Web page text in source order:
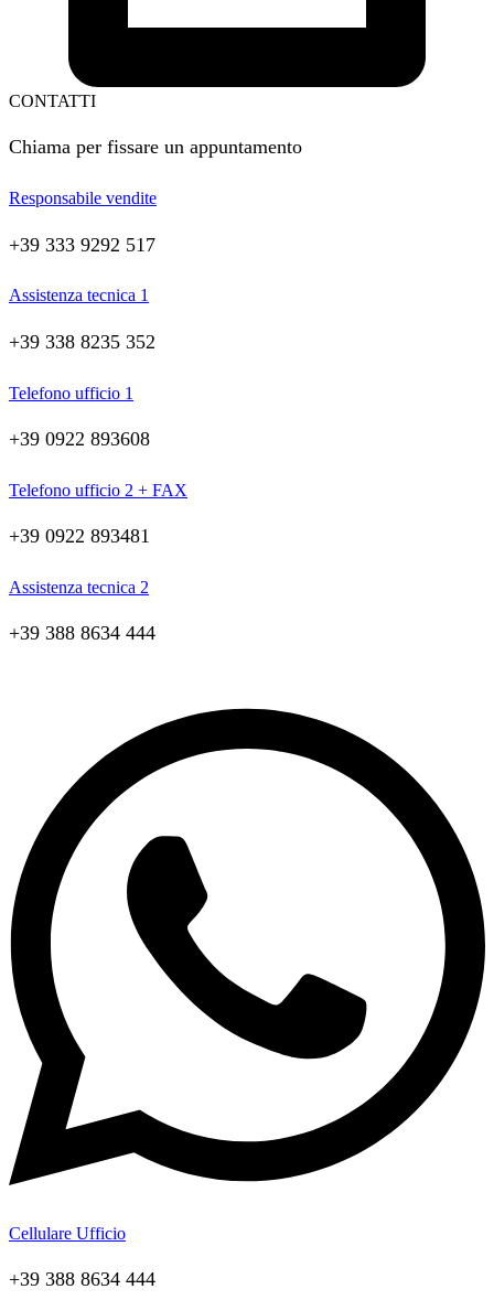
CONTATTI
Chiama per fissare un appuntamento
Responsabile vendite
+39 333 9292 517
Assistenza tecnica 1
+39 338 8235 352
Telefono ufficio 1
+39 0922 893608
Telefono ufficio 2 + FAX
+39 0922 893481
Assistenza tecnica 2
+39 388 8634 444
Cellulare Ufficio
+39 388 8634 444